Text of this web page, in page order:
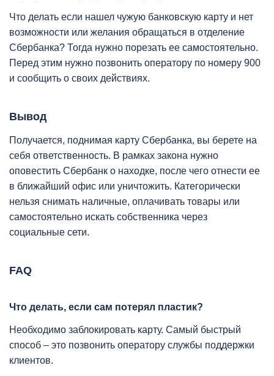
Что делать если нашел чужую банковскую карту и нет
возможности или желания обращаться в отделение
Сбербанка? Тогда нужно порезать ее самостоятельно.
Перед этим нужно позвонить оператору по номеру 900
и сообщить о своих действиях.
Вывод
Получается, поднимая карту Сбербанка, вы берете на
себя ответственность. В рамках закона нужно
оповестить Сбербанк о находке, после чего отнести ее
в ближайший офис или уничтожить. Категорически
нельзя снимать наличные, оплачивать товары или
самостоятельно искать собственника через
социальные сети.
FAQ
Что делать, если сам потерял пластик?
Необходимо заблокировать карту. Самый быстрый
способ – это позвонить оператору службы поддержки
клиентов.